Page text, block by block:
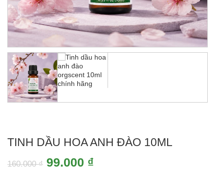
TINH DẦU HOA ANH ĐÀO 10ML
160.000₫ Giá
99.000 ₫